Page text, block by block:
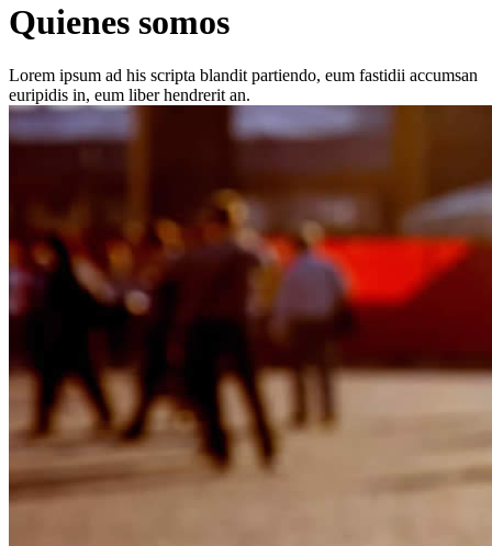
Quienes somos
Lorem ipsum ad his scripta blandit partiendo, eum fastidii accumsan
euripidis in, eum liber hendrerit an.